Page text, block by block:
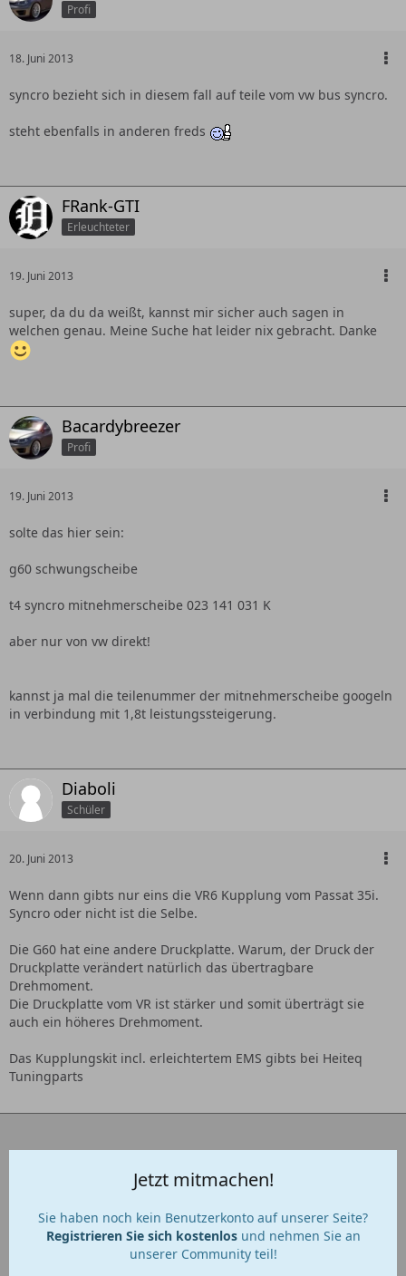
Profi
18. Juni 2013
syncro bezieht sich in diesem fall auf teile vom vw bus syncro.
steht ebenfalls in anderen freds
FRank-GTI
Erleuchteter
19. Juni 2013
super, da du da weißt, kannst mir sicher auch sagen in
welchen genau. Meine Suche hat leider nix gebracht. Danke
Bacardybreezer
Profi
19. Juni 2013
solte das hier sein:
g60 schwungscheibe
t4 syncro mitnehmerscheibe 023 141 031 K
aber nur von vw direkt!
kannst ja mal die teilenummer der mitnehmerscheibe googeln
in verbindung mit 1,8t leistungssteigerung.
Diaboli
Schüler
20. Juni 2013
Wenn dann gibts nur eins die VR6 Kupplung vom Passat 35i.
Syncro oder nicht ist die Selbe.
Die G60 hat eine andere Druckplatte. Warum, der Druck der
Druckplatte verändert natürlich das übertragbare
Drehmoment.
Die Druckplatte vom VR ist stärker und somit überträgt sie
auch ein höheres Drehmoment.
Das Kupplungskit incl. erleichtertem EMS gibts bei Heiteq
Tuningparts
Jetzt mitmachen!
Sie haben noch kein Benutzerkonto auf unserer Seite?
Registrieren Sie sich kostenlosund nehmen Sie an
unserer Community teil!